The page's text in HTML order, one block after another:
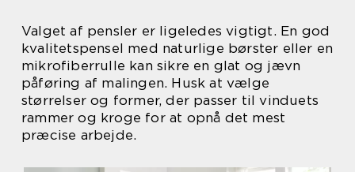
Valget af pensler er ligeledes vigtigt. En god
kvalitetspensel med naturlige børster eller en
mikrofiberrulle kan sikre en glat og jævn
påføring af malingen. Husk at vælge
størrelser og former, der passer til vinduets
rammer og kroge for at opnå det mest
præcise arbejde.